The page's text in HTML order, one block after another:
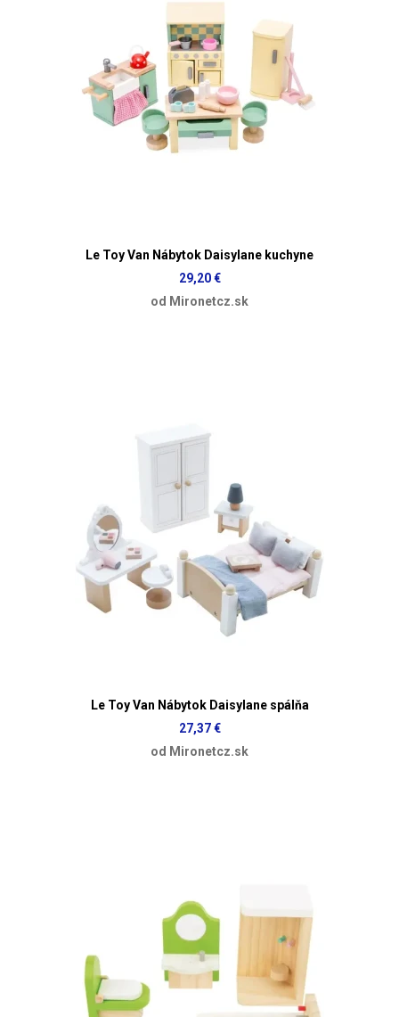
Le Toy Van Nábytok Daisylane kuchyne
29,20 €
od Mironetcz.sk
Le Toy Van Nábytok Daisylane spálňa
27,37 €
od Mironetcz.sk